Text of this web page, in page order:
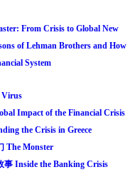
From Crisis to Global New
of Lehman Brothers and How
System
Virus
Impact of the Financial Crisis
the Crisis in Greece
The Monster
事 Inside the Banking Crisis